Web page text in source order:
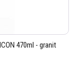
470ml - granit